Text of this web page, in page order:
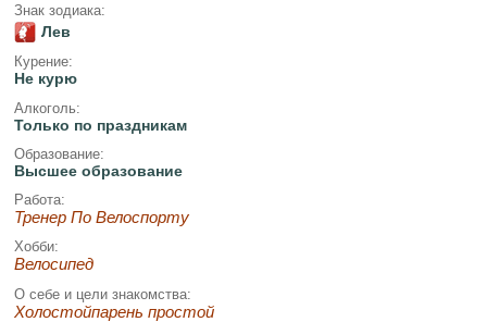
Знак зодиака:
Лев
Курение:
Не курю
Алкоголь:
Только по праздникам
Образование:
Высшее образование
Работа:
Тренер По Велоспорту
Хобби:
Велосипед
О себе и цели знакомства:
Холостойпарень простой